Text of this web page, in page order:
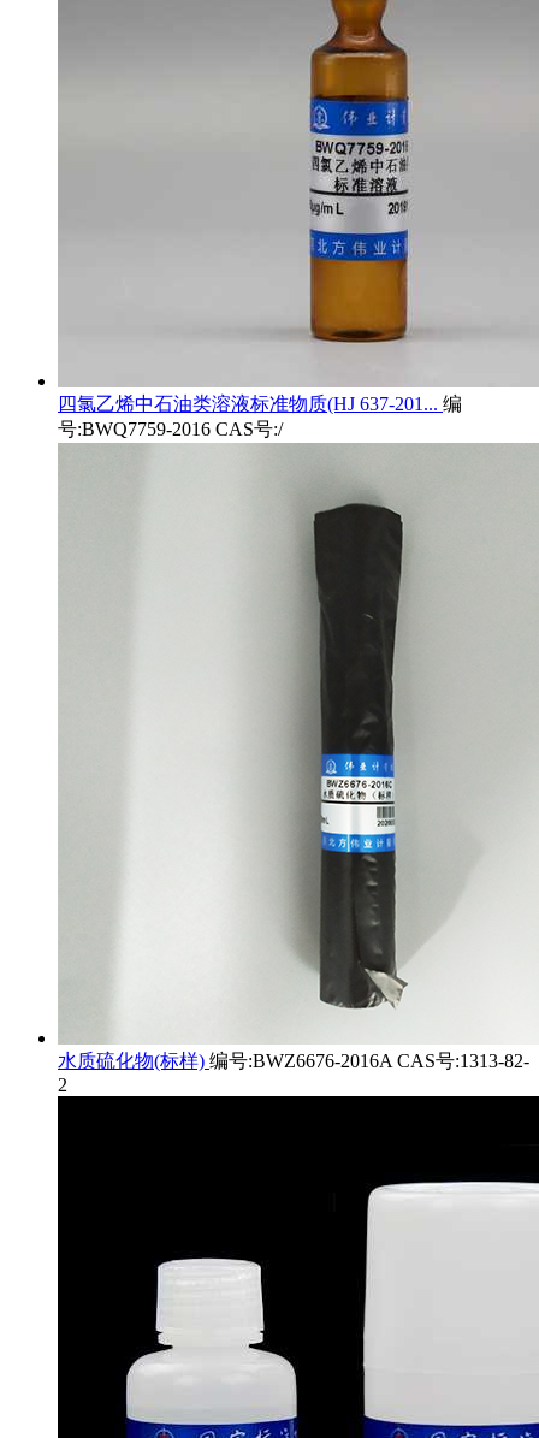
四氯乙烯中石油类溶液标准物质(HJ 637-201... 编
号:BWQ7759-2016 CAS号:/
水质硫化物(标样) 编号:BWZ6676-2016A CAS号:1313-82-
2